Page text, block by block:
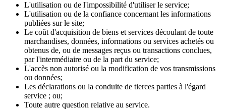
L'utilisation ou de l'impossibilité d'utiliser le service;
L'utilisation ou de la confiance concernant les informations
publiées sur le site;
Le coût d'acquisition de biens et services découlant de toute
marchandises, données, informations ou services achetés ou
obtenus de, ou de messages reçus ou transactions conclues,
par l'intermédiaire ou de la part du service;
L'accès non autorisé ou la modification de vos transmissions
ou données;
Les déclarations ou la conduite de tierces parties à l'égard
service ; ou;
Toute autre question relative au service.